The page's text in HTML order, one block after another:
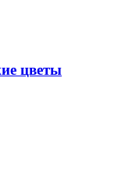
цветы